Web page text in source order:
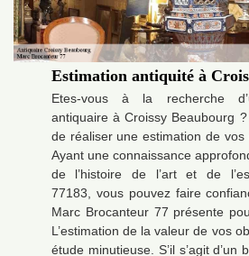
Estimation antiquité à
Etes-vous à la recherche
antiquaire à Croissy Beaubourg
de réaliser une estimation de
Ayant une connaissance
de l’histoire de l’art et de
77183, vous pouvez faire
Marc Brocanteur 77 présente
L’estimation de la valeur de vos
étude minutieuse. S’il s’agit d’un